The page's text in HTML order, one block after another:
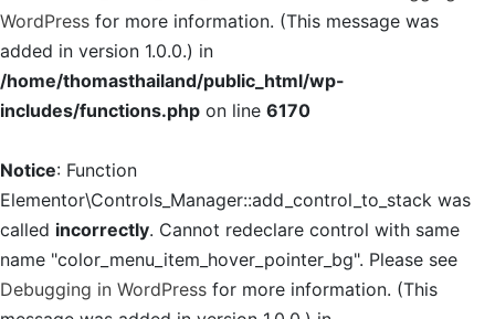
WordPress for more information. (This message was
added in version 1.0.0.) in
/home/thomasthailand/public_html/wp-
includes/functions.php on line 6170
Notice: Function
Elementor\Controls_Manager::add_control_to_stack was
called incorrectly. Cannot redeclare control with same
name "color_menu_item_hover_pointer_bg". Please see
Debugging in WordPress for more information. (This